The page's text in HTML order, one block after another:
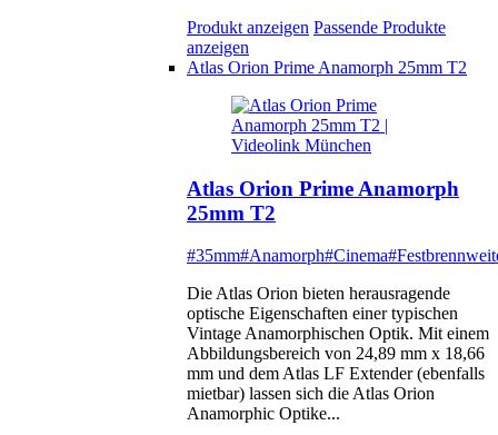
Produkt anzeigen Passende Produkte
anzeigen
Atlas Orion Prime Anamorph 25mm T2
Atlas Orion Prime Anamorph
25mm T2
#35mm#Anamorph#Cinema
Die Atlas Orion bieten herausragende
optische Eigenschaften einer typischen
Vintage Anamorphischen Optik. Mit einem
Abbildungsbereich von 24,89 mm x 18,66
mm und dem Atlas LF Extender (ebenfalls
mietbar) lassen sich die Atlas Orion
Anamorphic Optike...